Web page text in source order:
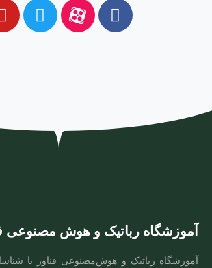
آموزشگاه رباتیک و هوش مصنوعی
آموزشگاه رباتیک و هوش‌مصنوعی فناور با